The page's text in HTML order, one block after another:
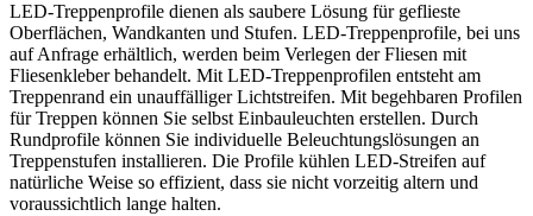
LED-Treppenprofile dienen als saubere Lösung für geflieste
Oberflächen, Wandkanten und Stufen. LED-Treppenprofile, bei uns
auf Anfrage erhältlich, werden beim Verlegen der Fliesen mit
Fliesenkleber behandelt. Mit LED-Treppenprofilen entsteht am
Treppenrand ein unauffälliger Lichtstreifen. Mit begehbaren Profilen
für Treppen können Sie selbst Einbauleuchten erstellen. Durch
Rundprofile können Sie individuelle Beleuchtungslösungen an
Treppenstufen installieren. Die Profile kühlen LED-Streifen auf
natürliche Weise so effizient, dass sie nicht vorzeitig altern und
voraussichtlich lange halten.